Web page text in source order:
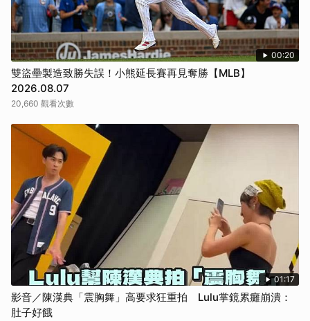
00:20
雙盜壘製造致勝失誤！小熊延長賽再見奪勝【MLB】
2026.08.07
20,660 觀看次數
01:17
影音／陳漢典「震胸舞」高要求狂重拍 Lulu掌鏡累癱崩潰：
肚子好餓